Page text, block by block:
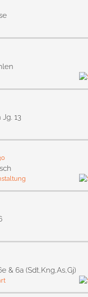
13
& 6a (Sdt,Kng,As,Gj)